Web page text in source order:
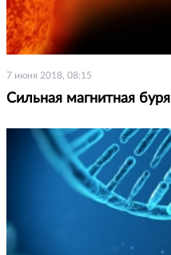
7 июня 2018, 08:15
Сильная магнитная